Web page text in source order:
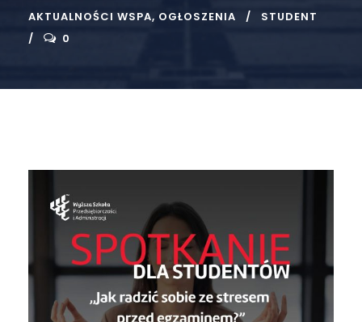
AKTUALNOŚCI WSPA, OGŁOSZENIA
STUDENT
0